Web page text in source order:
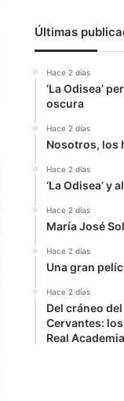
Últimas
Hace 2 días
‘La Odisea’
oscura
Hace 2 días
Nosotros, los
Hace 2 días
‘La Odisea’ y
Hace 2 días
María José
Hace 2 días
Una gran
Hace 2 días
Del cráneo
Cervantes:
Real